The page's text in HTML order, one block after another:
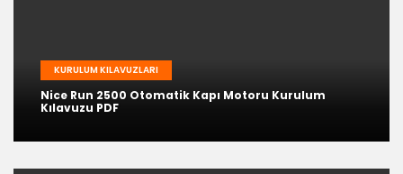
KURULUM KILAVUZLARI
Nice Run 2500 Otomatik Kapı Motoru Kurulum
Kılavuzu PDF